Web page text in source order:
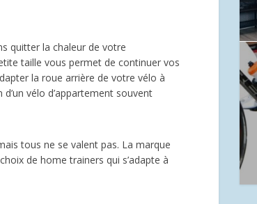
quitter la chaleur de votre
taille vous permet de continuer vos
la roue arrière de votre vélo à
vélo d’appartement souvent
tous ne se valent pas. La marque
de home trainers qui s’adapte à